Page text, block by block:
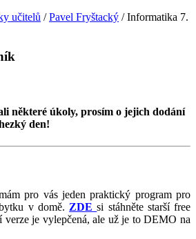
učitelů /Pavel Fryštacký /Informatika 7.
některé úkoly, prosím o jejich dodání
den!
pro vás jeden praktický program pro
v domě. ZDE si stáhněte starší free
je vylepčená, ale už je to DEMO na